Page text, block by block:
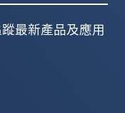
最新產品及應用